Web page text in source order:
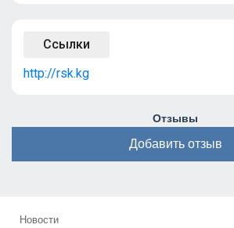
Ссылки
http://rsk.kg
Отзывы
Добавить отзыв
Новости